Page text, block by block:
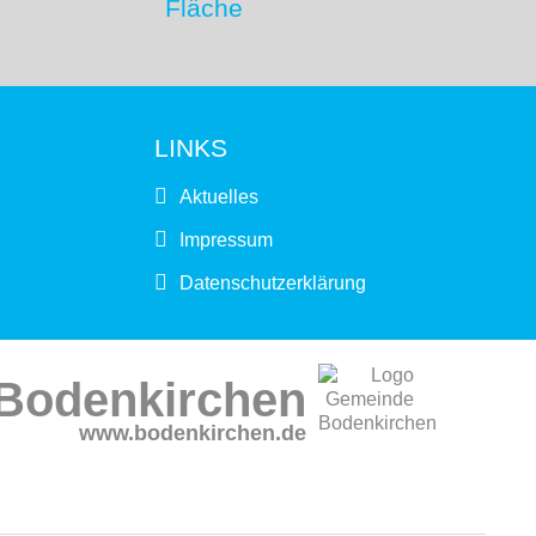
Fläche
LINKS
Aktuelles
Impressum
Datenschutzerklärung
www.bodenkirchen.de